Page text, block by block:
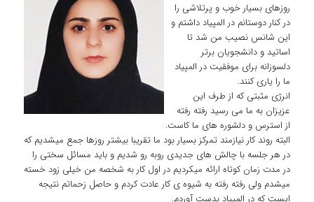
روزهای بسیار خوب و پرتلاشی را
در کنار دوستانم در المپیاد داشتم و
این شانس نصیب من شد تا
اساتید و دانشجویان برتر
دلسوزانه برای موفقیت در المپیاد
ما را یاری کنند.
انرژی مثبتی که از طرف این
عزیزان به ما می رسید رفته رفته
از استرس و دلشوره های ما کاست.
البته روند کار نیازمند تمرکز بسیار بود ما تقریبا بیشتر روزها جمع میشدیم که
در هر جلسه با چالش های جدیدی روبه رو شدیم و باید مسائل سختی را
در مدت زمان کوتاه ارائه میکردیم در اول کار به شخصه من خیلی زود خسته
میشدم ولی رفته رفته به شیوه ی کار عادت کردم و حاصل زحماتم نتیجه
ایست که در المپیاد بدست آوردم.